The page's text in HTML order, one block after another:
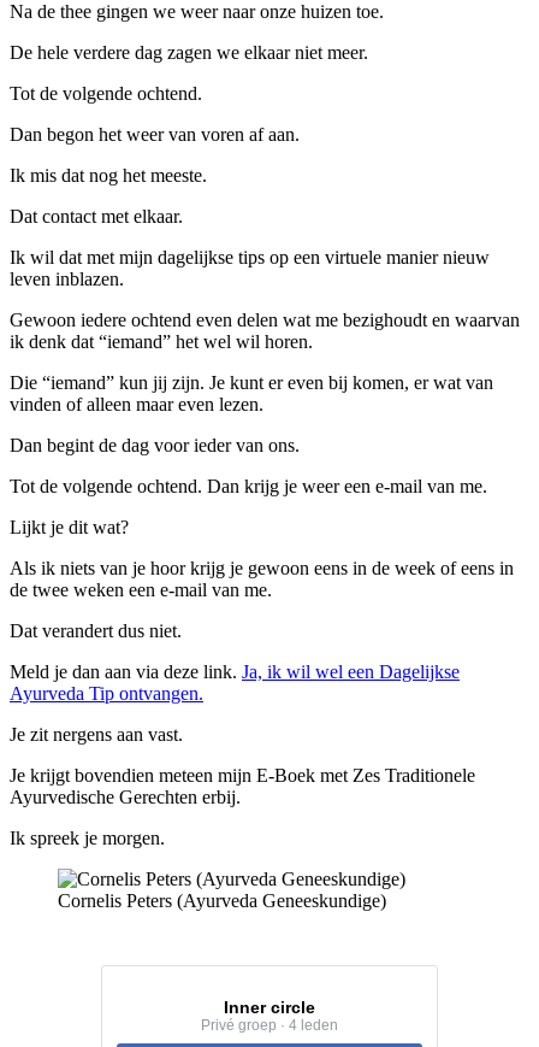
Na de thee gingen we weer naar onze huizen toe.
De hele verdere dag zagen we elkaar niet meer.
Tot de volgende ochtend.
Dan begon het weer van voren af aan.
Ik mis dat nog het meeste.
Dat contact met elkaar.
Ik wil dat met mijn dagelijkse tips op een virtuele manier nieuw
leven inblazen.
Gewoon iedere ochtend even delen wat me bezighoudt en waarvan
ik denk dat “iemand” het wel wil horen.
Die “iemand” kun jij zijn. Je kunt er even bij komen, er wat van
vinden of alleen maar even lezen.
Dan begint de dag voor ieder van ons.
Tot de volgende ochtend. Dan krijg je weer een e-mail van me.
Lijkt je dit wat?
Als ik niets van je hoor krijg je gewoon eens in de week of eens in
de twee weken een e-mail van me.
Dat verandert dus niet.
Meld je dan aan via deze link. Ja, ik wil wel een Dagelijkse
Ayurveda Tip ontvangen.
Je zit nergens aan vast.
Je krijgt bovendien meteen mijn E-Boek met Zes Traditionele
Ayurvedische Gerechten erbij.
Ik spreek je morgen.
Cornelis Peters (Ayurveda Geneeskundige)
Inner circle
Privé groep · 4 leden